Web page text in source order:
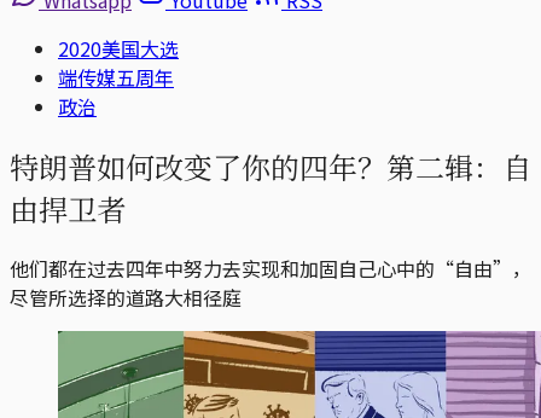
2020美国大选
端传媒五周年
政治
特朗普如何改变了你的四年？第二辑：自
由捍卫者
他们都在过去四年中努力去实现和加固自己心中的“自由”，
尽管所选择的道路大相径庭